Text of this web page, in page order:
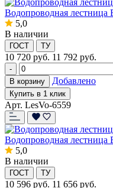
Водопроводная
5,0
В наличии
ГОСТ ТУ
10 720 руб. 11 792 руб.
-
В корзину
Добавлено
Купить в 1 клик
Арт. LesVo-6559
Водопроводная
5,0
В наличии
ГОСТ ТУ
10 596 руб. 11 656 руб.